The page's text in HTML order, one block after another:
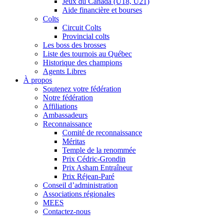
Aide financière et bourses
Colts
Circuit Colts
Provincial colts
Les boss des brosses
Liste des tournois au Québec
Historique des champions
Agents Libres
À propos
Soutenez votre fédération
Notre fédération
Affiliations
Ambassadeurs
Reconnaissance
Comité de reconnaissance
Méritas
Temple de la renommée
Prix Cédric-Grondin
Prix Asham Entraîneur
Prix Réjean-Paré
Conseil d’administration
Associations régionales
MEES
Contactez-nous